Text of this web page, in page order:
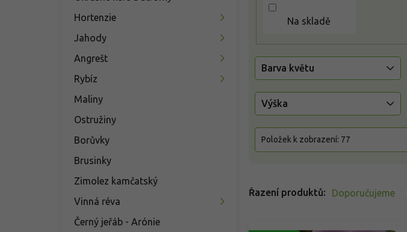
Hortenzie
Jahody
Angrešt
Rybíz
Maliny
Ostružiny
Borůvky
Brusinky
Zimolez kamčatský
Vinná réva
Černý jeřáb - Arónie
Řazení produktů Doporučujeme
Na skladě
Barva květu
Výška
Položek k zobrazení: 77